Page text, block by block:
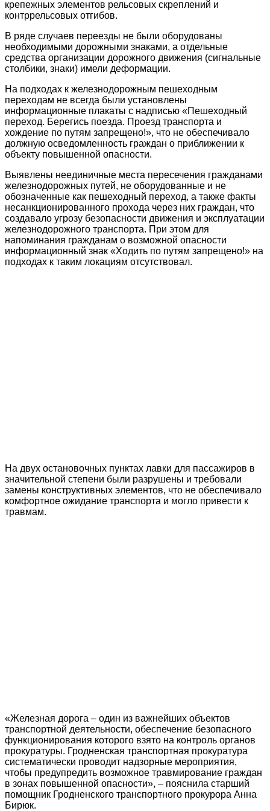
крепежных элементов рельсовых скреплений и
контррельсовых отгибов.
В ряде случаев переезды не были оборудованы
необходимыми дорожными знаками, а отдельные
средства организации дорожного движения (сигнальные
столбики, знаки) имели деформации.
На подходах к железнодорожным пешеходным
переходам не всегда были установлены
информационные плакаты с надписью «Пешеходный
переход. Берегись поезда. Проезд транспорта и
хождение по путям запрещено!», что не обеспечивало
должную осведомленность граждан о приближении к
объекту повышенной опасности.
Выявлены неединичные места пересечения гражданами
железнодорожных путей, не оборудованные и не
обозначенные как пешеходный переход, а также факты
несанкционированного прохода через них граждан, что
создавало угрозу безопасности движения и эксплуатации
железнодорожного транспорта. При этом для
напоминания гражданам о возможной опасности
информационный знак «Ходить по путям запрещено!» на
подходах к таким локациям отсутствовал.
На двух остановочных пунктах лавки для пассажиров в
значительной степени были разрушены и требовали
замены конструктивных элементов, что не обеспечивало
комфортное ожидание транспорта и могло привести к
травмам.
«Железная дорога – один из важнейших объектов
транспортной деятельности, обеспечение безопасного
функционирования которого взято на контроль органов
прокуратуры. Гродненская транспортная прокуратура
систематически проводит надзорные мероприятия,
чтобы предупредить возможное травмирование граждан
в зонах повышенной опасности», – пояснила старший
помощник Гродненского транспортного прокурора Анна
Бирюк.